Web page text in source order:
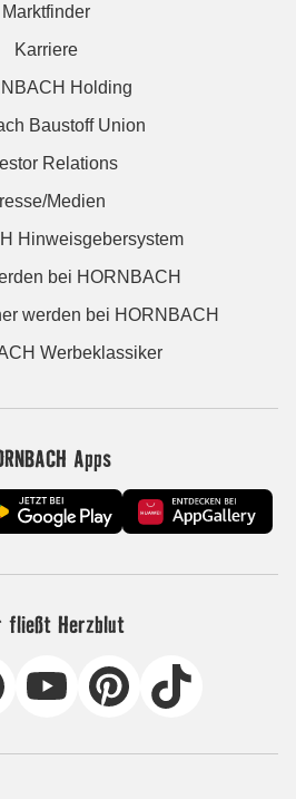
Marktfinder
Karriere
Holding
Baustoff Union
Relations
Medien
Hinweisgebersystem
bei HORNBACH
werden bei HORNBACH
Werbeklassiker
Apps
fließt Herzblut